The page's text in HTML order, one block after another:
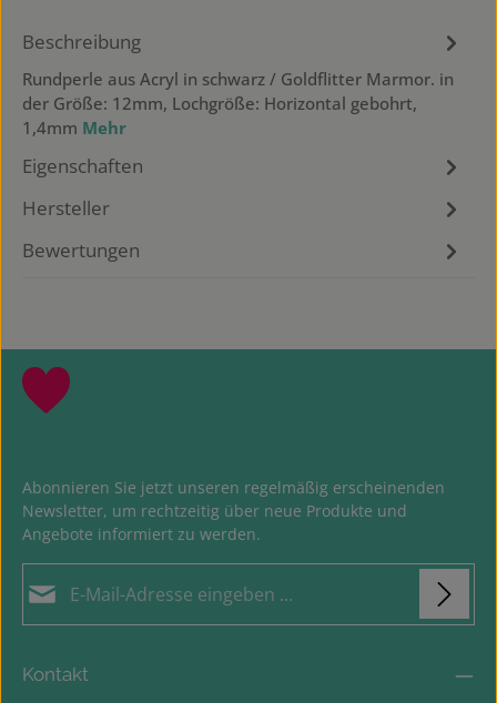
Beschreibung
Rundperle aus Acryl in schwarz / Goldflitter Marmor. in
der Größe: 12mm, Lochgröße: Horizontal gebohrt,
1,4mm Mehr
Eigenschaften
Hersteller
Bewertungen
Abonnieren Sie jetzt unseren regelmäßig erscheinenden
Newsletter, um rechtzeitig über neue Produkte und
Angebote informiert zu werden.
Ich habe die
Die mit einem Stern (*) markierten Felder sind
Kontakt